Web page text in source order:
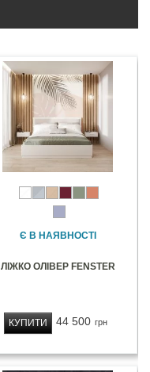
Є В НАЯВНОСТІ
ЛІЖКО ОЛІВЕР FENSTER
44 500 грн
КУПИТИ